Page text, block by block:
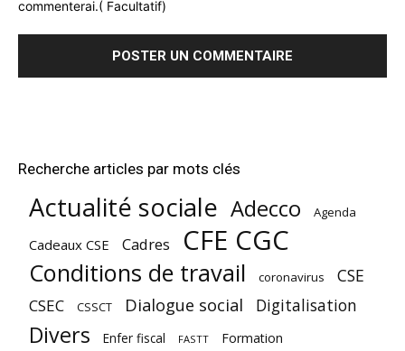
commenterai.( Facultatif)
Recherche articles par mots clés
Actualité sociale Adecco Agenda
Cadeaux CSE Cadres CFE CGC
Conditions de travail coronavirus CSE
CSEC CSSCT Dialogue social Digitalisation
Divers Enfer fiscal FASTT Formation